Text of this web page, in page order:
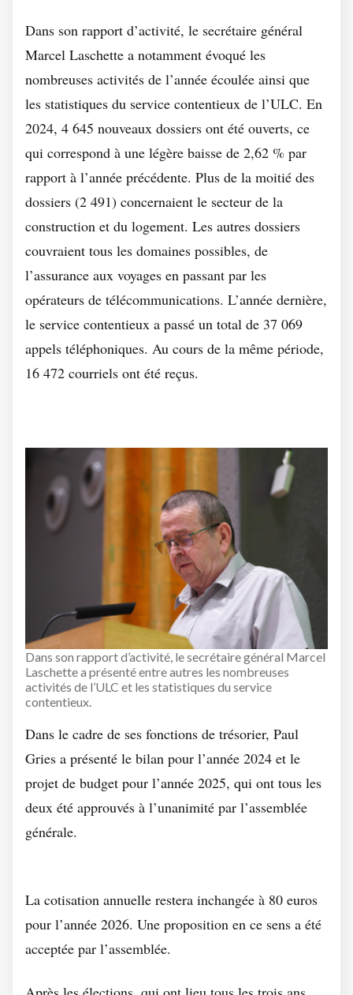
Dans son rapport d’activité, le secrétaire général
Marcel Laschette a notamment évoqué les
nombreuses activités de l’année écoulée ainsi que
les statistiques du service contentieux de l’ULC. En
2024, 4 645 nouveaux dossiers ont été ouverts, ce
qui correspond à une légère baisse de 2,62 % par
rapport à l’année précédente. Plus de la moitié des
dossiers (2 491) concernaient le secteur de la
construction et du logement. Les autres dossiers
couvraient tous les domaines possibles, de
l’assurance aux voyages en passant par les
opérateurs de télécommunications. L’année dernière,
le service contentieux a passé un total de 37 069
appels téléphoniques. Au cours de la même période,
16 472 courriels ont été reçus.
Dans son rapport d’activité, le secrétaire général Marcel
Laschette a présenté entre autres les nombreuses
activités de l’ULC et les statistiques du service
contentieux.
Dans le cadre de ses fonctions de trésorier, Paul
Gries a présenté le bilan pour l’année 2024 et le
projet de budget pour l’année 2025, qui ont tous les
deux été approuvés à l’unanimité par l’assemblée
générale.
La cotisation annuelle restera inchangée à 80 euros
pour l’année 2026. Une proposition en ce sens a été
acceptée par l’assemblée.